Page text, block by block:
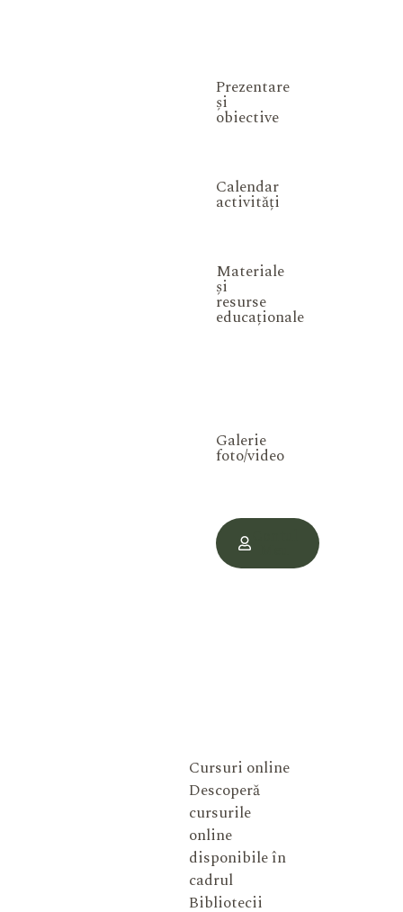
Prezentare
și
obiective
Calendar
activități
Materiale
și
resurse
educaționale
Galerie
foto/video
Cursuri online
Descoperă
cursurile
online
disponibile în
cadrul
Bibliotecii